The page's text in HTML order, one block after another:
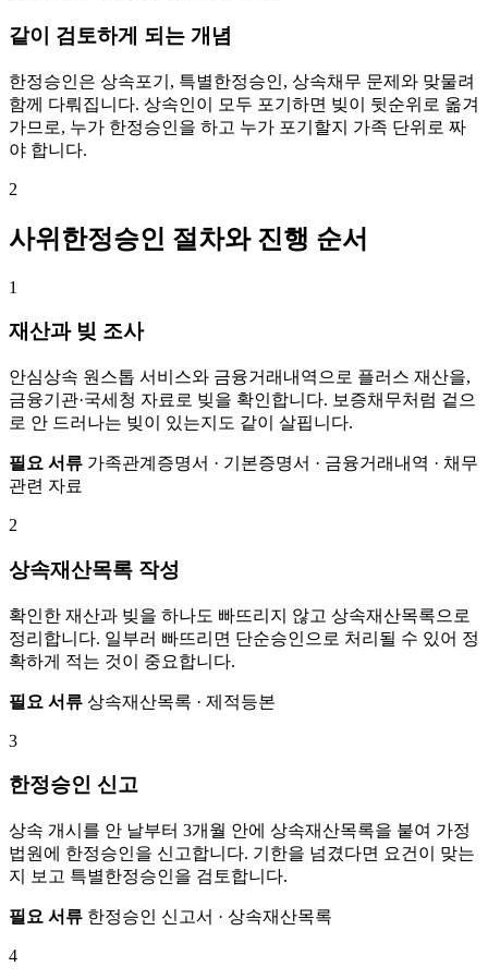
같이 검토하게 되는 개념
한정승인은 상속포기, 특별한정승인, 상속채무 문제와 맞물려
함께 다뤄집니다. 상속인이 모두 포기하면 빚이 뒷순위로 옮겨
가므로, 누가 한정승인을 하고 누가 포기할지 가족 단위로 짜
야 합니다.
2
사위한정승인 절차와 진행 순서
1
재산과 빚 조사
안심상속 원스톱 서비스와 금융거래내역으로 플러스 재산을,
금융기관·국세청 자료로 빚을 확인합니다. 보증채무처럼 겉으
로 안 드러나는 빚이 있는지도 같이 살핍니다.
필요 서류 가족관계증명서 · 기본증명서 · 금융거래내역 · 채무
관련 자료
2
상속재산목록 작성
확인한 재산과 빚을 하나도 빠뜨리지 않고 상속재산목록으로
정리합니다. 일부러 빠뜨리면 단순승인으로 처리될 수 있어 정
확하게 적는 것이 중요합니다.
필요 서류 상속재산목록 · 제적등본
3
한정승인 신고
상속 개시를 안 날부터 3개월 안에 상속재산목록을 붙여 가정
법원에 한정승인을 신고합니다. 기한을 넘겼다면 요건이 맞는
지 보고 특별한정승인을 검토합니다.
필요 서류 한정승인 신고서 · 상속재산목록
4